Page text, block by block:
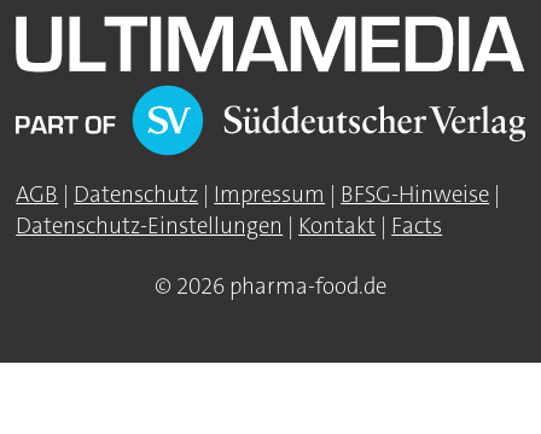
AGB | Datenschutz | Impressum | BFSG-Hinweise |
Datenschutz-Einstellungen | Kontakt | Facts
© 2026 pharma-food.de